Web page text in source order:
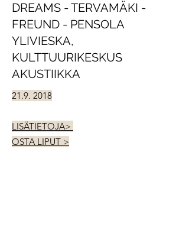
DREAMS - TERVAMÄKI -
FREUND - PENSOLA
YLIVIESKA,
KULTTUURIKESKUS
AKUSTIIKKA
21.9. 2018
LISÄTIETOJA>
OSTA LIPUT >